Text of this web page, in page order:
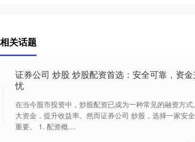
关话题
证券公司 炒股 炒股配资首选：安全可靠，资
忧
在当今股市投资中，炒股配资已成为一种常见的融资方
大资金，提升收益率。然而证券公司 炒股，选择一家安
重要。 1. 配资概....